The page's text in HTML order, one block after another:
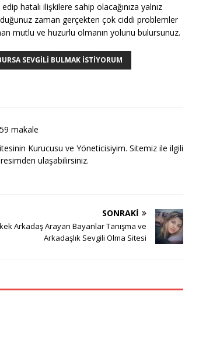
hatalı ilişkilere sahip olacağınıza yalnız
zaman gerçekten çok ciddi problemler
mutlu ve huzurlu olmanın yolunu bulursunuz.
SEVGILI BULMAK İSTIYORUM
makale
Kurucusu ve Yöneticisiyim. Sitemiz ile ilgili
ulaşabilirsiniz.
SONRAKI
Arkadaş Arayan Bayanlar Tanışma ve
Arkadaşlık Sevgili Olma Sitesi